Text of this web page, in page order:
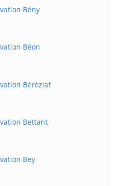
Bény
Béon
Béréziat
Bettant
Bey